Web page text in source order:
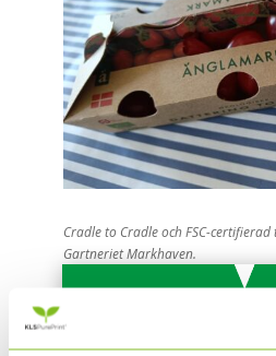
Cradle to Cradle och FSC-
Gartneriet Markhaven.